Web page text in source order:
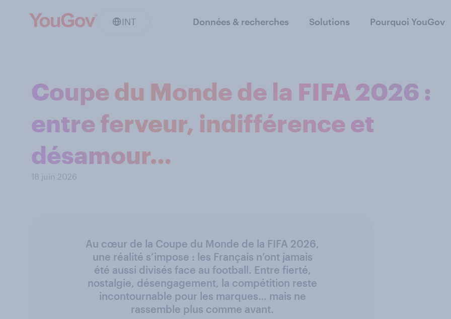
INT Données & recherches Solutions Pourquoi YouGov
Coupe du Monde de la FIFA 2026 :
entre ferveur, indifférence et
désamour…
18 juin 2026
Au cœur de la Coupe du Monde de la FIFA 2026,
une réalité s’impose : les Français n’ont jamais
été aussi divisés face au football. Entre fierté,
nostalgie, désengagement, la compétition reste
incontournable pour les marques… mais ne
rassemble plus comme avant.